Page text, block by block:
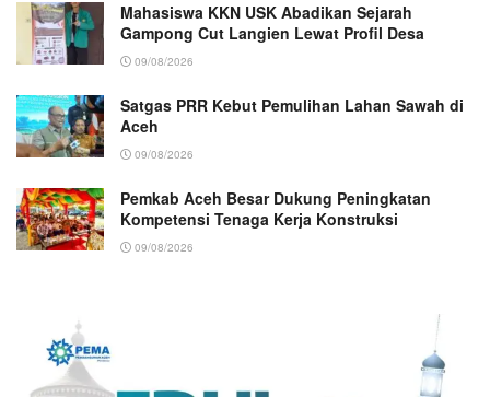
Mahasiswa KKN USK Abadikan Sejarah
Gampong Cut Langien Lewat Profil Desa
09/08/2026
Satgas PRR Kebut Pemulihan Lahan Sawah di
Aceh
09/08/2026
Pemkab Aceh Besar Dukung Peningkatan
Kompetensi Tenaga Kerja Konstruksi
09/08/2026